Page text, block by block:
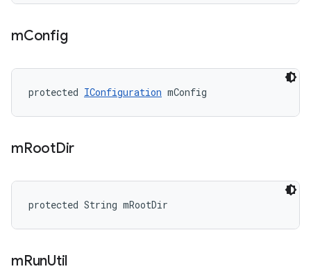
mConfig
protected IConfiguration mConfig
mRootDir
protected String mRootDir
mRunUtil